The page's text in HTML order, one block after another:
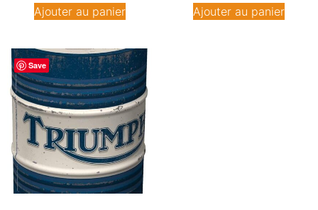
Ajouter au panier Ajouter au panier
Save